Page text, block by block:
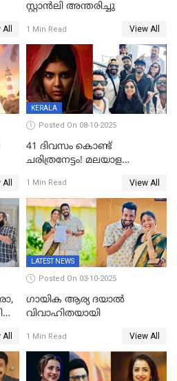
സ്റ്റാൻലി അന്തരിച്ചു
1 Min Read View All
KERALA
Posted On 08-10-2025
41 ദിവസം കൊണ്ട്
ചരിത്രനേട്ടം! മലയാള
അധ്യായം, വിസ്മയമായി
ലോക 300 കോടി ക്ലബ്ബിൽ
1 Min Read View All
LATEST NEWS
Posted On 03-10-2025
ഗായിക ആര്യ ദയാൽ
വിവാഹിതയായി
1 Min Read View All